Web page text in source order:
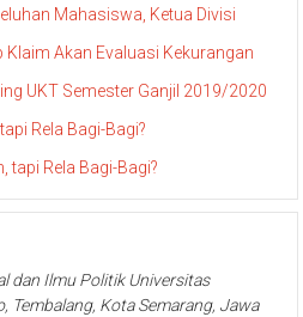
Mahasiswa, Ketua Divisi
Klaim Akan Evaluasi Kekurangan
UKT Semester Ganjil 2019/2020
Rela Bagi-Bagi?
tapi Rela Bagi-Bagi?
dan Ilmu Politik Universitas
Tembalang, Kota Semarang, Jawa